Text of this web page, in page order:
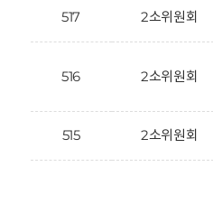
517 2소위원회
516 2소위원회
515 2소위원회